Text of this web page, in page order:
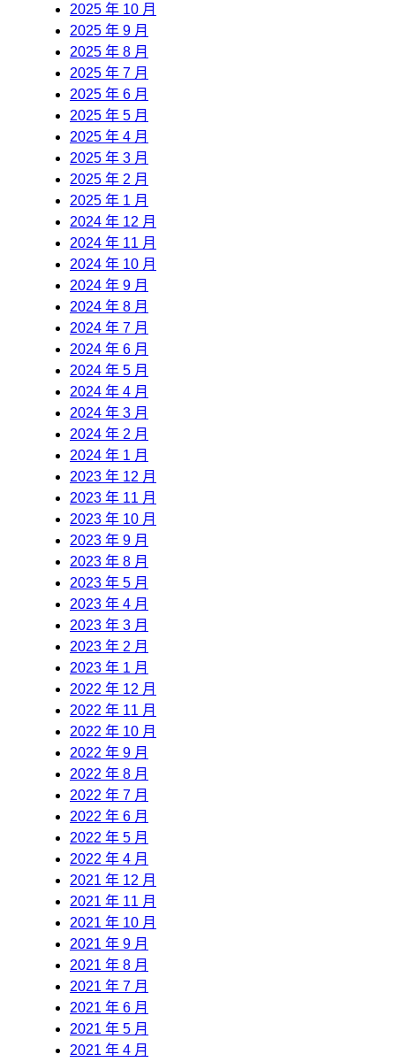
2025 年 10 月
2025 年 9 月
2025 年 8 月
2025 年 7 月
2025 年 6 月
2025 年 5 月
2025 年 4 月
2025 年 3 月
2025 年 2 月
2025 年 1 月
2024 年 12 月
2024 年 11 月
2024 年 10 月
2024 年 9 月
2024 年 8 月
2024 年 7 月
2024 年 6 月
2024 年 5 月
2024 年 4 月
2024 年 3 月
2024 年 2 月
2024 年 1 月
2023 年 12 月
2023 年 11 月
2023 年 10 月
2023 年 9 月
2023 年 8 月
2023 年 5 月
2023 年 4 月
2023 年 3 月
2023 年 2 月
2023 年 1 月
2022 年 12 月
2022 年 11 月
2022 年 10 月
2022 年 9 月
2022 年 8 月
2022 年 7 月
2022 年 6 月
2022 年 5 月
2022 年 4 月
2021 年 12 月
2021 年 11 月
2021 年 10 月
2021 年 9 月
2021 年 8 月
2021 年 7 月
2021 年 6 月
2021 年 5 月
2021 年 4 月